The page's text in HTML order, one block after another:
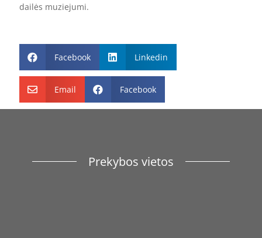
dailės muziejumi.
 Facebook  Linkedin
 Email  Facebook
Prekybos vietos